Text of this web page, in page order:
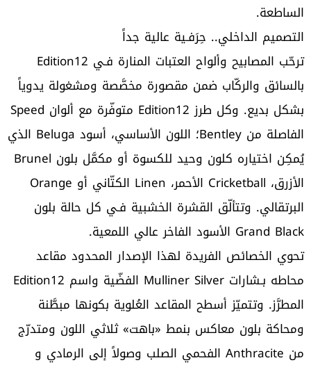
الساطعة.
التصميم الداخلي.. حِرَفـية عالية جداً
ترحّب المصابيح وألواح العتبات المنارة فـي Edition12
بالسائق والركّاب ضمن مقصورة مخصَّصة ومشغولة يدوياً
بشكل بديع. وكل طرز Edition12 متوفّرة مع ألوان Speed
الفاصلة من Bentley؛ اللون الأساسي، أسود Beluga الذي
يُمكِن اختياره كلون وحيد للكسوة أو مكمَّل بلون Brunel
الأزرق، Cricketball الأحمر، Linen الكتّاني أو Orange
البرتقالي. وتتألّق القشرة الخشبية فـي كل حالة بلون
Grand Black الأسود الفاخر عالي اللمعية.
تحوي الخصائص الفريدة لهذا الإصدار المحدود مقاعد
محاطه بـشارات Mulliner Silver الفضّية واسم Edition12
المطرَّز. وتتميّز أسطح المقاعد العُلوية بكونها مبطَّنة
ومحاكة بلون معاكس بنمط «باهت» ثلاثي اللون ومتدرّج
من Anthracite الفحمي الصلب وصولاً إلى الرمادي و